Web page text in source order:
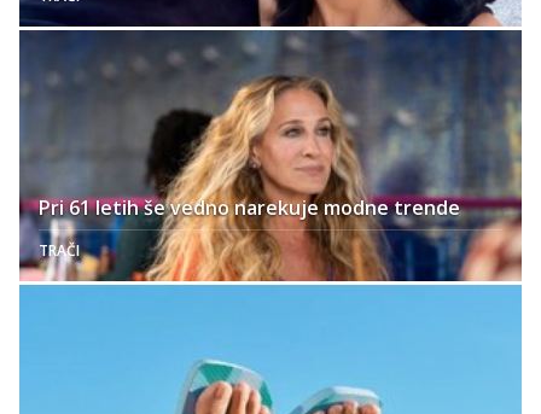
Pri 61 letih še vedno narekuje modne trende
TRAČI